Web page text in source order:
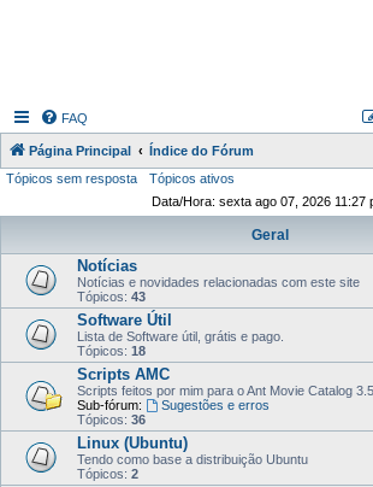
FAQ
Página Principal Índice do Fórum
Tópicos sem resposta
Tópicos ativos
Data/Hora: sexta ago 07, 2026 11:27
Geral
Notícias
Notícias e novidades relacionadas com este site
Tópicos: 43
Software Útil
Lista de Software útil, grátis e pago.
Tópicos: 18
Scripts AMC
Scripts feitos por mim para o Ant Movie Catalog
Sub-fórum:
Sugestões e erros
Tópicos: 36
Linux (Ubuntu)
Tendo como base a distribuição Ubuntu
Tópicos: 2